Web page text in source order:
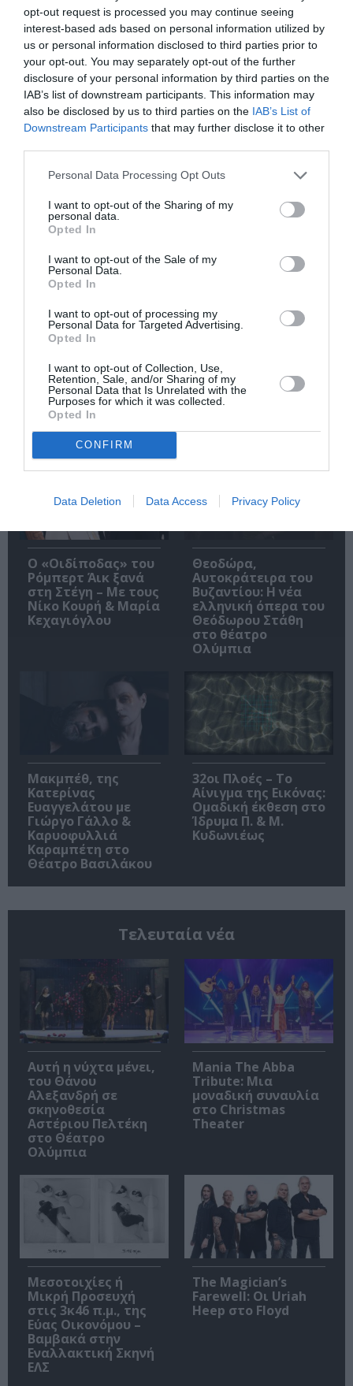
opt-out request is processed you may continue seeing
interest-based ads based on personal information utilized by
us or personal information disclosed to third parties prior to
your opt-out. You may separately opt-out of the further
disclosure of your personal information by third parties on the
IAB’s list of downstream participants. This information may
also be disclosed by us to third parties on the IAB’s List of
Downstream Participants that may further disclose it to other
Personal Data Processing Opt Outs
I want to opt-out of the Sharing of my
personal data.
Opted In
I want to opt-out of the Sale of my
Personal Data.
Opted In
I want to opt-out of processing my
Personal Data for Targeted Advertising.
Opted In
I want to opt-out of Collection, Use,
Retention, Sale, and/or Sharing of my
Personal Data that Is Unrelated with the
Purposes for which it was collected.
Opted In
CONFIRM
Data Deletion Data Access Privacy Policy
Εθνική Λυρική
Σκηνή: Ανακοίνωση
ακρόασης για την
κάλυψη θέσης
μουσικού στα
Αρχαιολογικό
Μουσείο
Θεσσαλονίκης: Στο
φως της
Αυγουστιάτικης
Ο Λάκης Χαλκιάς,
σημαντικός
μουσικής μας
παράδοσης, πέθανε
σε ηλικία 82 ετών
Η Σιγκαπούρη
των Massive Attack
Δημοφιλή Άρθρα
O «Οιδίποδας» του
Ρόμπερτ Άικ ξανά
στη Στέγη – Με τους
Νίκο Κουρή & Μαρία
Κεχαγιόγλου
Θεοδώρα,
Αυτοκράτειρα του
Βυζαντίου: Η νέα
ελληνική όπερα του
Θεόδωρου Στάθη
στο θέατρο
Ολύμπια
Μακμπέθ, της
Κατερίνας
Ευαγγελάτου με
Γιώργο Γάλλο &
Καρυοφυλλιά
Καραμπέτη στο
Θέατρο Βασιλάκου
32οι Πλοές – Το
Αίνιγμα της Εικόνας:
Ομαδική έκθεση στο
Ίδρυμα Π. & Μ.
Κυδωνιέως
Τελευταία νέα
Αυτή η νύχτα μένει,
του Θάνου
Αλεξανδρή σε
σκηνοθεσία
Αστέριου Πελτέκη
στο Θέατρο
Ολύμπια
Mania The Abba
Tribute: Μια
μοναδική συναυλία
στο Christmas
Theater
Μεσοτοιχίες ή
Μικρή Προσευχή
στις 3κ46 π.μ., της
Εύας Οικονόμου –
Βαμβακά στην
Εναλλακτική Σκηνή
ΕΛΣ
The Magician’s
Farewell: Οι Uriah
Heep στο Floyd